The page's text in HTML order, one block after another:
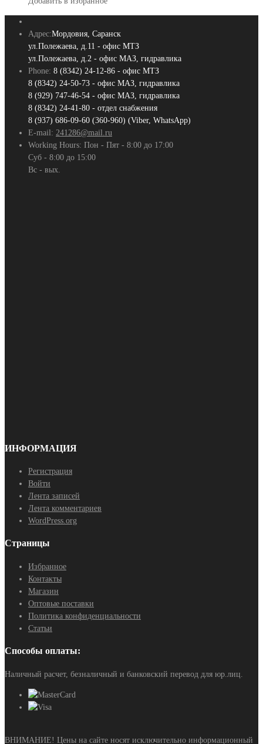
Адрес:Мордовия, Саранск
ул.Полежаева, д.11 - офис МТЗ
ул.Полежаева, д.2 - офис МАЗ, гидравлика
Phone: 8 (8342) 24-12-86 - офис МТЗ
8 (8342) 24-50-73 - офис МАЗ, гидравлика
8 (929) 747-46-54 - офис МАЗ, гидравлика
8 (8342) 24-41-80 - отдел снабжения
8 (937) 686-09-60 (360-960) (Viber, WhatsApp)
E-mail: 241286@mail.ru
Working Hours: Пон - Пят - 8:00 до 17:00
Суб - 8:00 до 15:00
Вс - вых.
ИНФОРМАЦИЯ
Регистрация
Войти
Лента записей
Лента комментариев
WordPress.org
Страницы
Избранное
Контакты
Магазин
Оптовые поставки
Политика конфиденциальности
Статьи
Способы оплаты:
Наличный расчет, безналичный и банковский перевод для юр.лиц.
ВНИМАНИЕ! Цены на сайте носят исключительно информационный